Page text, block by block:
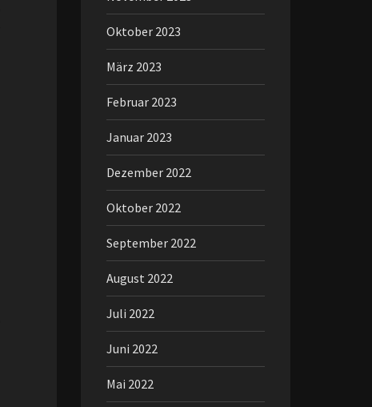
Oktober 2023
März 2023
Februar 2023
Januar 2023
Dezember 2022
Oktober 2022
September 2022
August 2022
Juli 2022
Juni 2022
Mai 2022